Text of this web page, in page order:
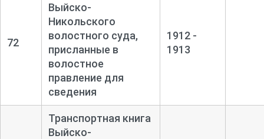
72
Выйско-
Никольского
волостного суда,
присланные в
волостное
правление для
сведения
1912 -
1913
Транспортная книга
Выйско-